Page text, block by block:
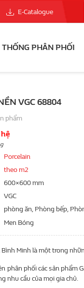
E-Catalogue
THỐNG PHÂN PHỐI
VGC 68804
phẩm
Porcelain
theo m2
600×600 mm
VGC
phòng ăn, Phòng bếp,
Men Bóng
Bình Minh là một trong
phân phối các sản phẩm
nhu cầu của mọi gia chủ.